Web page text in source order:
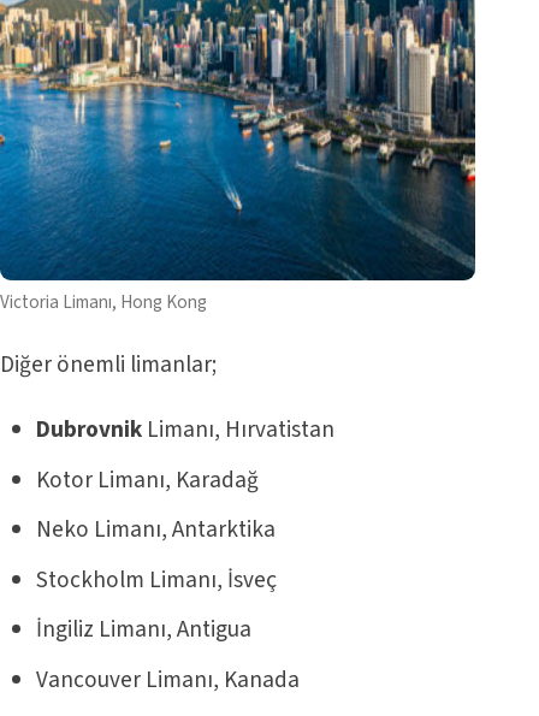
Victoria Limanı, Hong Kong
Diğer önemli limanlar;
Dubrovnik Limanı, Hırvatistan
Kotor Limanı, Karadağ
Neko Limanı, Antarktika
Stockholm Limanı, İsveç
İngiliz Limanı, Antigua
Vancouver Limanı, Kanada